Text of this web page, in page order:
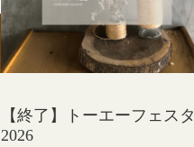
【終了】トーエーフェスタ
2026